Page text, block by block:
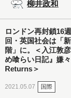
柳井政和
ロンドン再封鎖16
回・英国社会は「
階」に。＜入江敦
め喰らい日記』嫌
Returns＞
2021.05.07 国際